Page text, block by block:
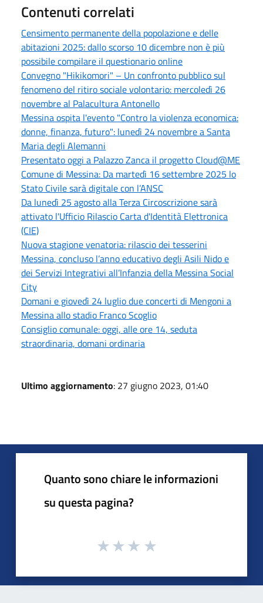
Contenuti correlati
Censimento permanente della popolazione e delle
abitazioni 2025: dallo scorso 10 dicembre non è più
possibile compilare il questionario online
Convegno "Hikikomori" – Un confronto pubblico sul
fenomeno del ritiro sociale volontario: mercoledì 26
novembre al Palacultura Antonello
Messina ospita l'evento "Contro la violenza economica:
donne, finanza, futuro": lunedì 24 novembre a Santa
Maria degli Alemanni
Presentato oggi a Palazzo Zanca il progetto Cloud@ME
Comune di Messina: Da martedì 16 settembre 2025 lo
Stato Civile sarà digitale con l’ANSC
Da lunedì 25 agosto alla Terza Circoscrizione sarà
attivato l'Ufficio Rilascio Carta d'Identità Elettronica
(CIE)
Nuova stagione venatoria: rilascio dei tesserini
Messina, concluso l’anno educativo degli Asili Nido e
dei Servizi Integrativi all’Infanzia della Messina Social
City
Domani e giovedì 24 luglio due concerti di Mengoni a
Messina allo stadio Franco Scoglio
Consiglio comunale: oggi, alle ore 14, seduta
straordinaria, domani ordinaria
Ultimo aggiornamento: 27 giugno 2023, 01:40
Quanto sono chiare le informazioni
su questa pagina?